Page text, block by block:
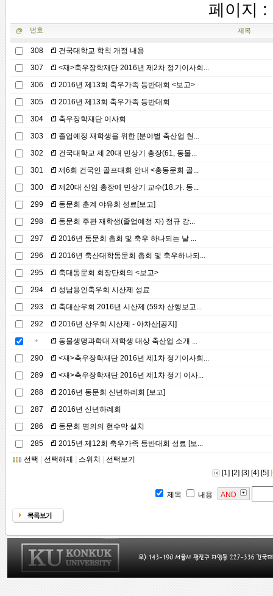
페이지 :
@ 번호 제목
308
건국대학교 학칙 개정 내용
307
<재>축우장학재단 2016년 제2차 정기이사회...
306
2016년 제13회 축우가족 등반대회 <보고>
305
2016년 제13회 축우가족 등반대회
304
축우장학재단 이사회
303
졸업예정 재학생을 위한 [분야별 축산업 현...
302
건국대학교 제 20대 민상기 총장(61, 동물...
301
제6회 건국인 골프대회 안내 <총동문회 골...
300
제20대 신임 총장에 민상기 교수(18.가. 동...
299
동문회 춘계 야유회 성료[보고]
298
동문회 주관 재학생(졸업예정 자) 정규 강...
297
2016년 동문회 총회 및 축우 하나되는 날 ...
296
2016년 축산대학동문회 총회 및 축우하나되...
295
축대동문회 회장단회의 <보고>
294
성남용인축우회 시산제 성료
293
축대산우회 2016년 시산제 (59차 산행보고...
292
2016년 산우회 시산제 - 아차산[공지]
동물생명과학대 재학생 대상 축산업 소개 ...
290
<재>축우장학재단 2016년 제1차 정기이사회...
289
<재>축우장학재단 2016년 제1차 정기 이사...
288
2016년 동문회 신년하례회 [보고]
287
2016년 신년하례회
286
동문회 명의의 현수막 설치
285
2015년 제12회 축우가족 등반대회 성료 [보...
선택
선택해제 스위치
선택보기
[1] [2] [3] [4] [5]
제목 내용 AND